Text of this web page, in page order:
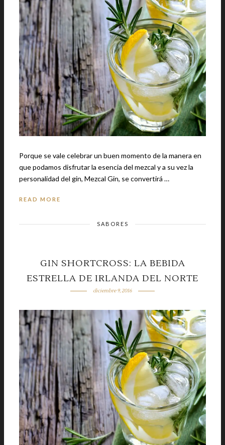
Porque se vale celebrar un buen momento de la manera en
que podamos disfrutar la esencia del mezcal y a su vez la
personalidad del gin, Mezcal Gin, se convertirá …
READ MORE
SABORES
GIN SHORTCROSS: LA BEBIDA
ESTRELLA DE IRLANDA DEL NORTE
diciembre 9, 2016